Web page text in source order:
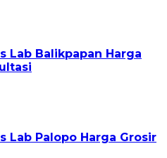
Lab Balikpapan Harga
Lab Palopo Harga Grosir